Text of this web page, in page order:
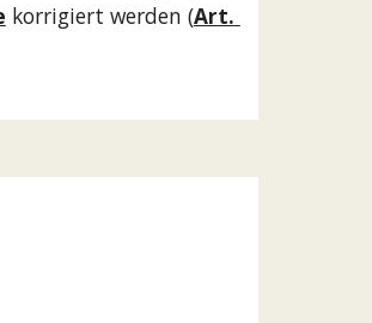
korrigiert werden (Art.